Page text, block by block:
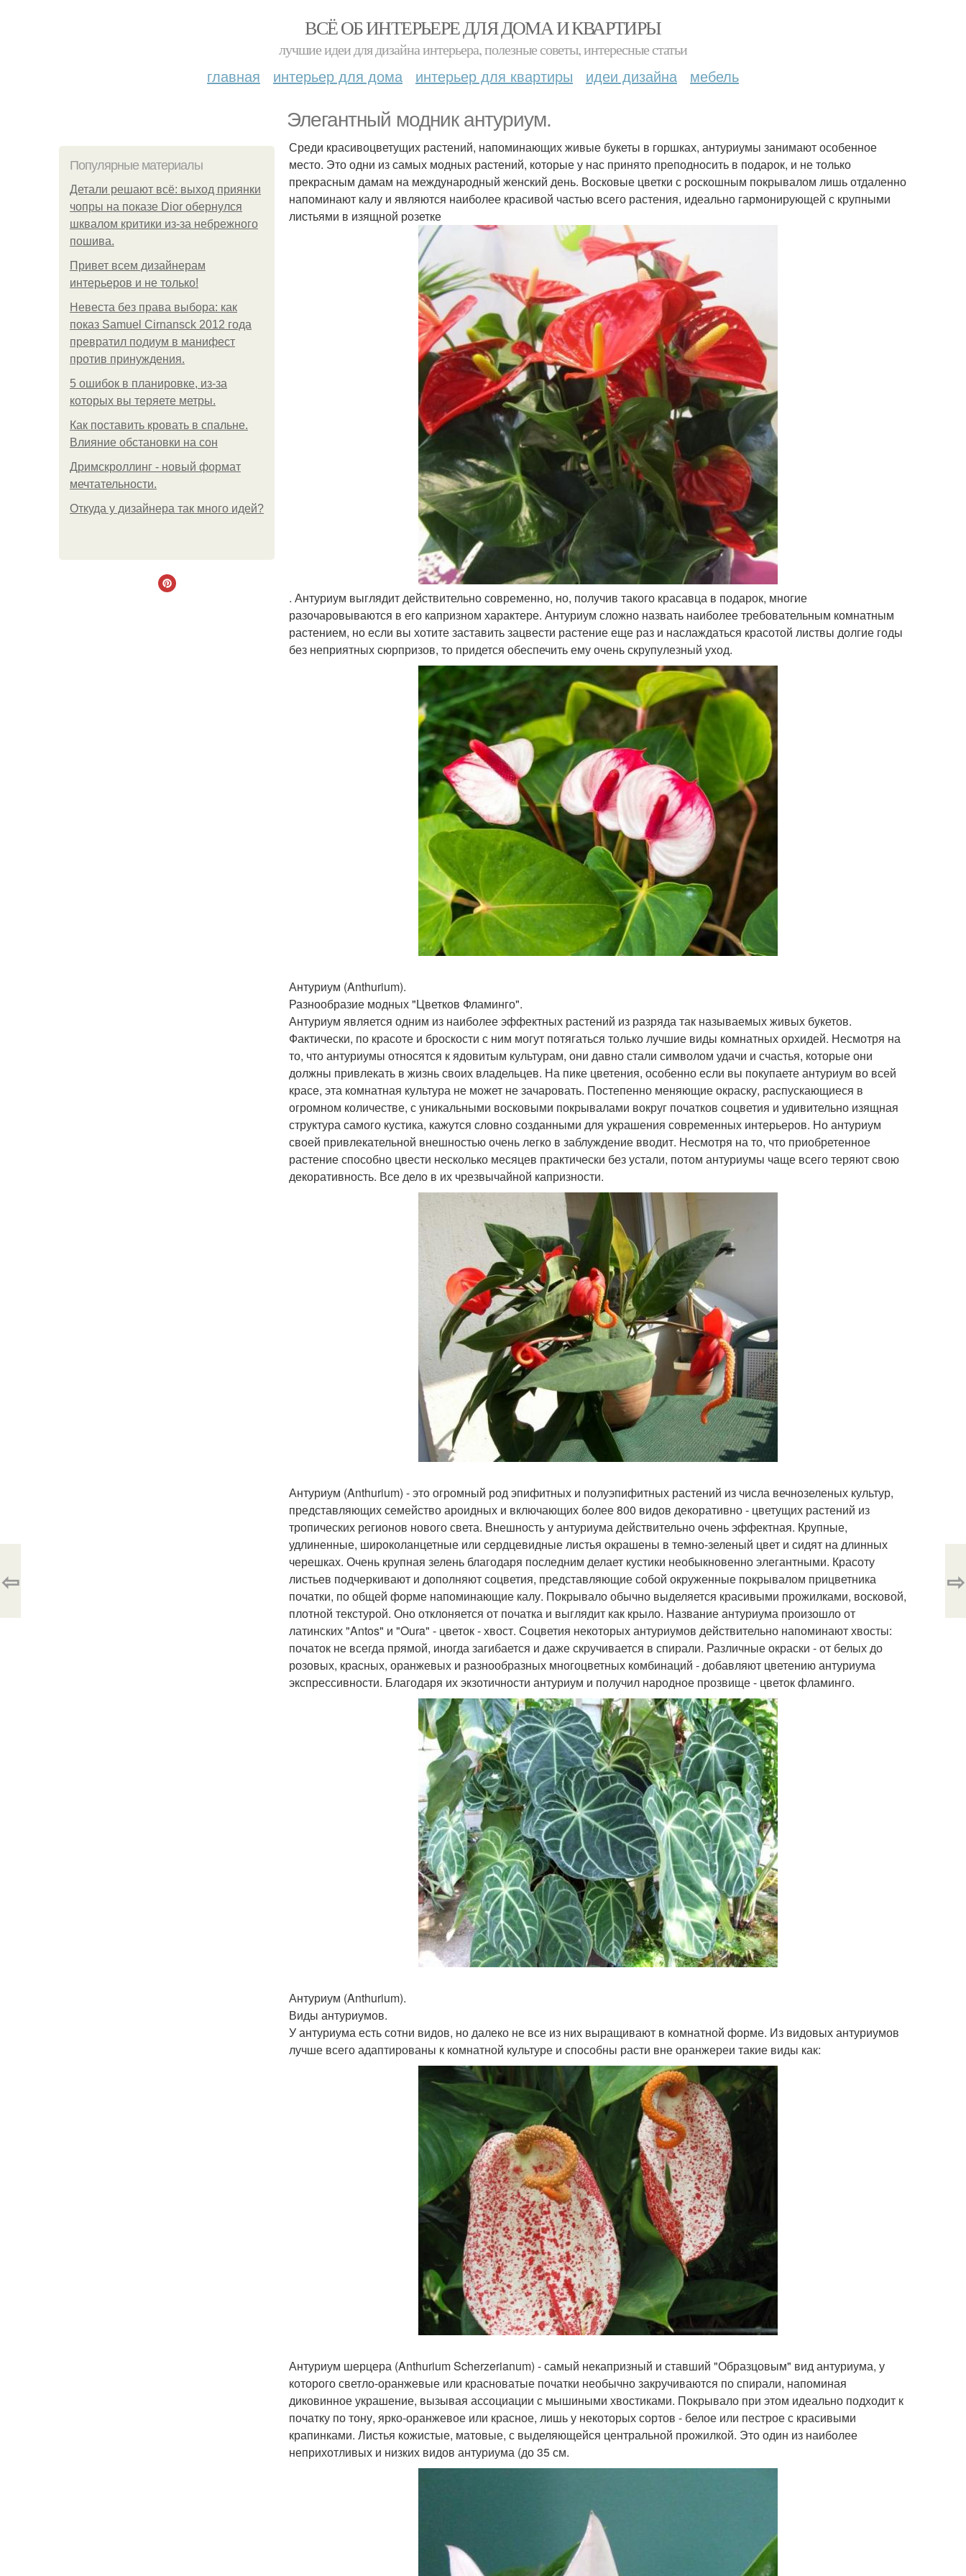
ВСЁ ОБ ИНТЕРЬЕРЕ ДЛЯ ДОМА И КВАРТИРЫ
лучшие идеи для дизайна интерьера, полезные советы, интересные статьи
главная интерьер для дома интерьер для квартиры идеи дизайна мебель
Элегантный модник антуриум.
Популярные материалы
Детали решают всё: выход приянки
чопры на показе Dior обернулся
шквалом критики из-за небрежного
пошива.
Привет всем дизайнерам
интерьеров и не только!
Невеста без права выбора: как
показ Samuel Cirnansck 2012 года
превратил подиум в манифест
против принуждения.
5 ошибок в планировке, из-за
которых вы теряете метры.
Как поставить кровать в спальне.
Влияние обстановки на сон
Дримскроллинг - новый формат
мечтательности.
Откуда у дизайнера так много идей?
Среди красивоцветущих растений, напоминающих живые букеты в горшках, антуриумы занимают особенное
место. Это одни из самых модных растений, которые у нас принято преподносить в подарок, и не только
прекрасным дамам на международный женский день. Восковые цветки с роскошным покрывалом лишь отдаленно
напоминают калу и являются наиболее красивой частью всего растения, идеально гармонирующей с крупными
листьями в изящной розетке
. Антуриум выглядит действительно современно, но, получив такого красавца в подарок, многие
разочаровываются в его капризном характере. Антуриум сложно назвать наиболее требовательным комнатным
растением, но если вы хотите заставить зацвести растение еще раз и наслаждаться красотой листвы долгие годы
без неприятных сюрпризов, то придется обеспечить ему очень скрупулезный уход.
Антуриум (Anthurium).
Разнообразие модных "Цветков Фламинго".
Антуриум является одним из наиболее эффектных растений из разряда так называемых живых букетов.
Фактически, по красоте и броскости с ним могут потягаться только лучшие виды комнатных орхидей. Несмотря на
то, что антуриумы относятся к ядовитым культурам, они давно стали символом удачи и счастья, которые они
должны привлекать в жизнь своих владельцев. На пике цветения, особенно если вы покупаете антуриум во всей
красе, эта комнатная культура не может не зачаровать. Постепенно меняющие окраску, распускающиеся в
огромном количестве, с уникальными восковыми покрывалами вокруг початков соцветия и удивительно изящная
структура самого кустика, кажутся словно созданными для украшения современных интерьеров. Но антуриум
своей привлекательной внешностью очень легко в заблуждение вводит. Несмотря на то, что приобретенное
растение способно цвести несколько месяцев практически без устали, потом антуриумы чаще всего теряют свою
декоративность. Все дело в их чрезвычайной капризности.
Антуриум (Anthurium) - это огромный род эпифитных и полуэпифитных растений из числа вечнозеленых культур,
представляющих семейство ароидных и включающих более 800 видов декоративно - цветущих растений из
тропических регионов нового света. Внешность у антуриума действительно очень эффектная. Крупные,
удлиненные, широколанцетные или сердцевидные листья окрашены в темно-зеленый цвет и сидят на длинных
черешках. Очень крупная зелень благодаря последним делает кустики необыкновенно элегантными. Красоту
листьев подчеркивают и дополняют соцветия, представляющие собой окруженные покрывалом прицветника
початки, по общей форме напоминающие калу. Покрывало обычно выделяется красивыми прожилками, восковой,
плотной текстурой. Оно отклоняется от початка и выглядит как крыло. Название антуриума произошло от
латинских "Antos" и "Oura" - цветок - хвост. Соцветия некоторых антуриумов действительно напоминают хвосты:
початок не всегда прямой, иногда загибается и даже скручивается в спирали. Различные окраски - от белых до
розовых, красных, оранжевых и разнообразных многоцветных комбинаций - добавляют цветению антуриума
экспрессивности. Благодаря их экзотичности антуриум и получил народное прозвище - цветок фламинго.
Антуриум (Anthurium).
Виды антуриумов.
У антуриума есть сотни видов, но далеко не все из них выращивают в комнатной форме. Из видовых антуриумов
лучше всего адаптированы к комнатной культуре и способны расти вне оранжереи такие виды как:
Антуриум шерцера (Anthurium Scherzerianum) - самый некапризный и ставший "Образцовым" вид антуриума, у
которого светло-оранжевые или красноватые початки необычно закручиваются по спирали, напоминая
диковинное украшение, вызывая ассоциации с мышиными хвостиками. Покрывало при этом идеально подходит к
початку по тону, ярко-оранжевое или красное, лишь у некоторых сортов - белое или пестрое с красивыми
крапинками. Листья кожистые, матовые, с выделяющейся центральной прожилкой. Это один из наиболее
неприхотливых и низких видов антуриума (до 35 см.
⇦ ⇨